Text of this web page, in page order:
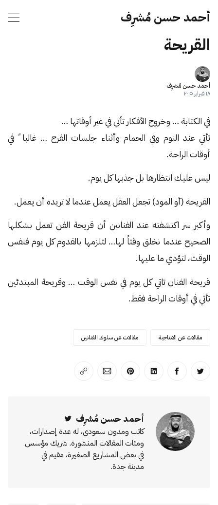
أحمد حسن مُشرِف
القريحة
أحمد حسن مُشرِف
١٨ فبراير ٢٠١٥
في الكتابة … وخروج الأفكار تأتي في غير أوقاتها …
تأتي عند النوم وفي الحمام وأثناء جلسات الفرح … غالبا ً في
أوقات الراحة.
ليس عليك انتظارها بل جذبها كل يوم.
القريحة (أو المود) تجعل العقل يعمل عندما لا تريده أن يعمل.
وأكبر سر اكتشفته عند الفنانين أن قريحة الفن تعمل بشكلها
الصحيح عندما نخلق وقتاً لها… لتلزمها بالقدوم كل يوم فنفس
الوقت، لتؤدي ما عليها.
قريحة الفنان تاتي كل يوم في نفس الوقت … وقريحة المبتدئين
تأتي في أوقات الراحة فقط.
مقالات عن الانتاجية مقالات عن سلوك الفنانين
انشر على تويترانشر على الفيسبوك
انشر على لينكد إن
انشر على بينترست
انشر على الإيميل
انسخ الرابط
أحمد حسن مُشرِف
كاتب ومدون سعودي، له عدة إصدارات،
ومئات المقالات المنشورة. شريك مؤسس
في بعض المشاريع الصغيرة، مقيم في
مدينة جدة.